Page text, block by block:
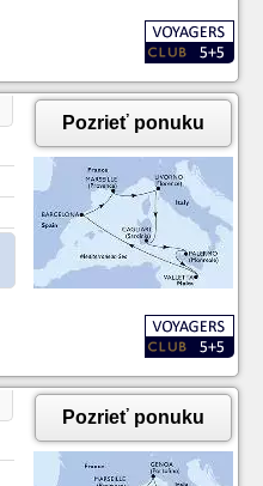
Pozrieť ponuku
Pozrieť ponuku